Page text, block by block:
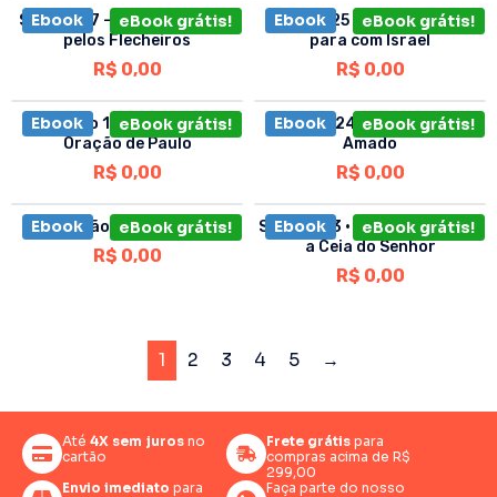
Ebook eBook grátis!
Sermão 17 – José é Atacado
pelos Flecheiros
R$ 0,00
Ebook eBook grátis!
Sermão 25 • O Nosso Dever
para com Israel
R$ 0,00
Ebook eBook grátis!
Sermão 16 – A Primeira
Oração de Paulo
R$ 0,00
Ebook eBook grátis!
Sermão 24 • A Voz do Meu
Amado
R$ 0,00
Ebook eBook grátis!
Sermão 15 – A Bíblia
R$ 0,00
Ebook eBook grátis!
Sermão 23 • Um sermão para
a Ceia do Senhor
R$ 0,00
1 2 3 4 5 →
Até 4X sem juros no
cartão
Frete grátispara
compras acima de R$
299,00
Envio imediato para
Faça parte do nosso